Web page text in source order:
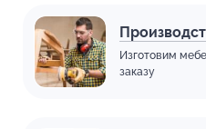
Изготовим
заказу